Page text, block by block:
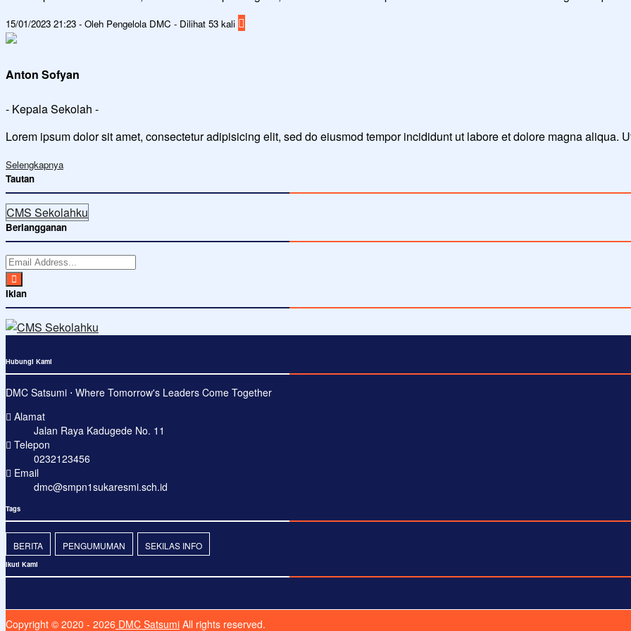
15/01/2023 21:23 - Oleh Pengelola DMC - Dilihat 53 kali
Anton Sofyan
- Kepala Sekolah -
Lorem ipsum dolor sit amet, consectetur adipisicing elit, sed do eiusmod tempor incididunt ut labore et dolore magna aliqua.
Selengkapnya
Tautan
CMS Sekolahku
Berlangganan
Iklan
Hubungi Kami
DMC Satsumi ⋅ Where Tomorrow's Leaders Come Together
Alamat
Jalan Raya Kadugede No. 11
Telepon
0232123456
Email
dmc@smpn1sukaresmi.sch.id
Tags
BERITA PENGUMUMAN SEKILAS INFO
Ikuti Kami
Copyright © 2020 - 2026 DMC Satsumi All rights reserved.